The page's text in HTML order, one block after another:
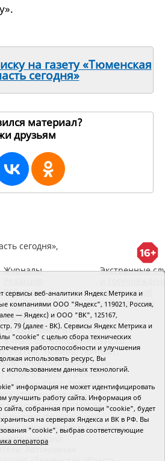
на газету «Тюменская
сегодня»
материал?
друзьям
сегодня»,
Журналы
RSS поток
Экстренные
Сведения об
организации
А.В.
Осипенко, 81,
e-mail: tumentoday@obl72.ru
Россия, Тюмень, Почтамт,
tumentoday@obl72.ru.
39-90-59. Отдел рекламы:
СМИ: Сетевое
«Тюменская область
о регистрации СМИ Эл №
выдано Федеральной
связи, информационных
Автономная
сервисы веб-аналитики Яндекс Метрика и
компаниями ООО "Яндекс", 119021, Россия,
— Яндекс) и ООО "ВК", 125167,
79 (далее - ВК). Сервисы Яндекс Метрика и
"cookie" с целью сбора технических
работоспособности и улучшения
использовать ресурс, Вы
использованием данных технологий.
информация не может идентифицировать
улучшить работу сайта. Информация об
сайта, собранная при помощи "cookie", будет
на серверах Яндекса и ВК в РФ. Вы
"cookie", выбрав соответствующие
оператора